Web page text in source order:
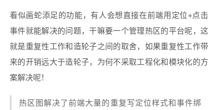
看似画蛇添足的功能，有人会想直接在前端用定位+点击
事件就能解决的问题，干嘛要一个管理热区的平台呢，这
就是重复性工作和造轮子之间的取舍，如果重复性工作带
来的开销远大于造轮子，为何不采取工程化和模块化的方
案解决呢！
热区图解决了前端大量的重复写定位样式和事件绑